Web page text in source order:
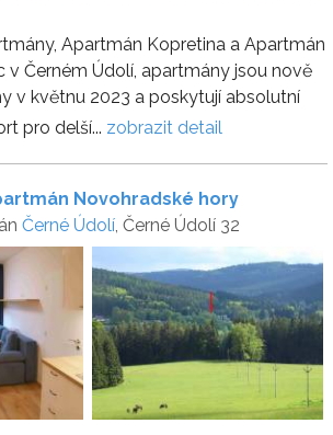
Apartmán Kopretina a Apartmán
v Černém Údolí, apartmány jsou nově
v květnu 2023 a poskytují absolutní
pro delší... zobrazit detail
Novohradské hory
Černé Údolí, Černé Údolí 32